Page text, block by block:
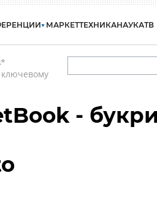
МАРКЕТТЕХНИКАНАУКАТВ
*
-